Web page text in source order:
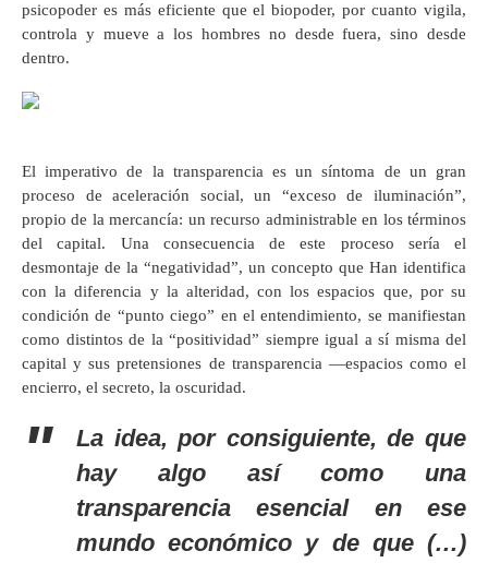
psicopoder es más eficiente que el biopoder, por cuanto vigila,
controla y mueve a los hombres no desde fuera, sino desde
dentro.
El imperativo de la transparencia es un síntoma de un gran
proceso de aceleración social, un “exceso de iluminación”,
propio de la mercancía: un recurso administrable en los términos
del capital. Una consecuencia de este proceso sería el
desmontaje de la “negatividad”, un concepto que Han identifica
con la diferencia y la alteridad, con los espacios que, por su
condición de “punto ciego” en el entendimiento, se manifiestan
como distintos de la “positividad” siempre igual a sí misma del
capital y sus pretensiones de transparencia —espacios como el
encierro, el secreto, la oscuridad.
La idea, por consiguiente, de que
hay algo así como una
transparencia esencial en ese
mundo económico y de que (…)